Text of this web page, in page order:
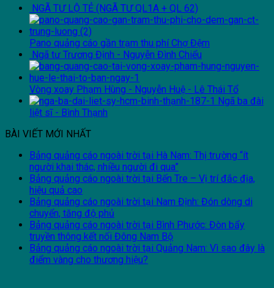
NGÃ TƯ LỘ TẺ (NGÃ TƯ QL1A + QL 62)
Pano quảng cáo gần trạm thu phí Chợ Đệm
Ngã tư Trương Định - Nguyễn Đình Chiểu
Vòng xoay Phạm Hùng - Nguyễn Huệ - Lê Thái Tổ
Ngã ba đài
liệt sĩ - Bình Thạnh
BÀI VIẾT MỚI NHẤT
Bảng quảng cáo ngoài trời tại Hà Nam: Thị trường “ít
người khai thác, nhiều người đi qua”
Bảng quảng cáo ngoài trời tại Bến Tre – Vị trí đắc địa,
hiệu quả cao
Bảng quảng cáo ngoài trời tại Nam Định: Đón dòng di
chuyển, tăng độ phủ
Bảng quảng cáo ngoài trời tại Bình Phước: Đòn bẩy
truyền thông kết nối Đông Nam Bộ
Bảng quảng cáo ngoài trời tại Quảng Nam: Vì sao đây là
điểm vàng cho thương hiệu?